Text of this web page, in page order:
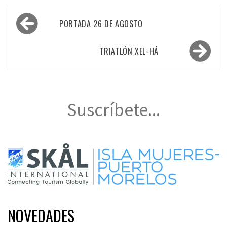
Navegación
de PORTADA 26 DE AGOSTO
TRIATLÓN XEL-HÁ
Suscríbete...
NOVEDADES